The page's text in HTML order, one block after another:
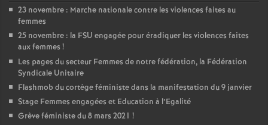
23 novembre : Marche nationale contre les violences faites au
femmes
25 novembre : la FSU engagée pour éradiquer les violences faites
aux femmes !
Les pages du secteur Femmes de notre fédération, la Fédération
Syndicale Unitaire
Flashmob du cortège féministe dans la manifestation du 9 janvier
Stage Femmes engagées et Education à l’Egalité
Grève féministe du 8 mars 2021 !